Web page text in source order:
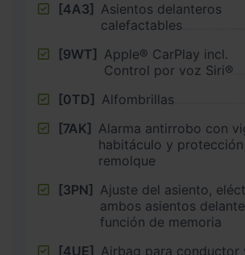
[4A3] Asientos delanteros
calefactables
[9WT] Apple® CarPlay incl.
Control por voz Siri®
[0TD] Alfombrillas
[7AK] Alarma antirrobo con
habitáculo y
remolque
[3PN] Ajuste del asiento,
ambos asientos
función de memoria
[4UE] Airbag para conductor